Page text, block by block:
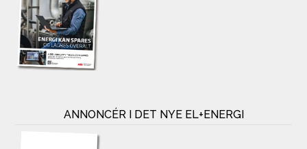
ANNONCÉR I DET NYE EL+ENERGI